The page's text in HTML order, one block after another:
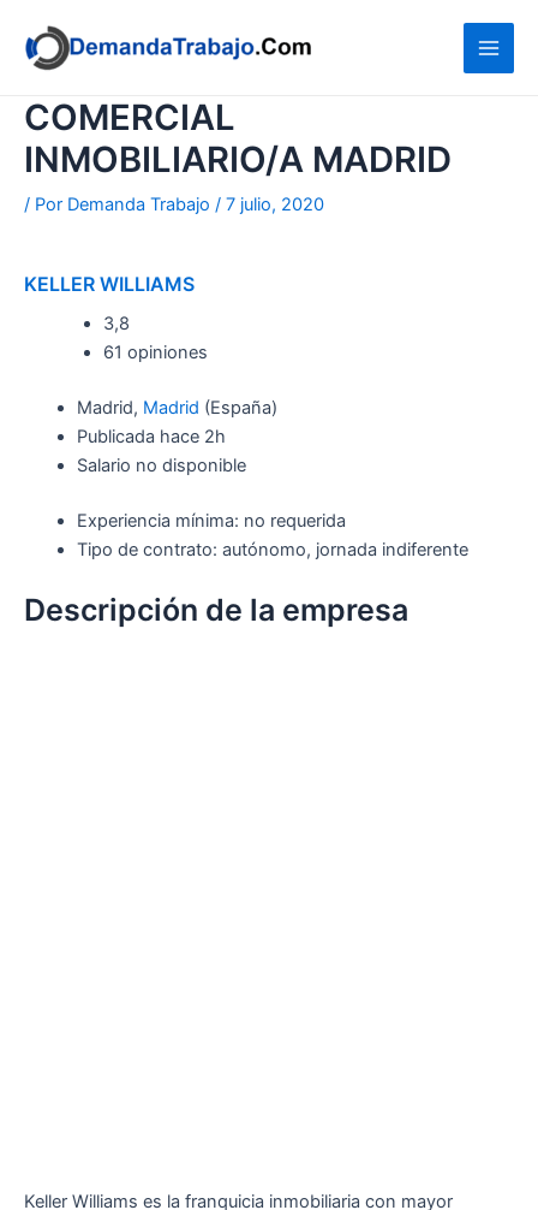
contenido
COMERCIAL
INMOBILIARIO/A MADRID
/ Por Demanda Trabajo / 7 julio, 2020
KELLER WILLIAMS
3,8
61 opiniones
Madrid, Madrid (España)
Publicada hace 2h
Salario no disponible
Experiencia mínima: no requerida
Tipo de contrato: autónomo, jornada indiferente
Descripción de la empresa
Keller Williams es la franquicia inmobiliaria con mayor